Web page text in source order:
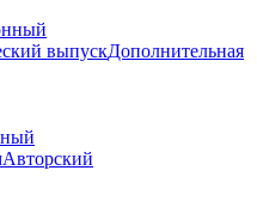
выпускДополнительная
Авторский